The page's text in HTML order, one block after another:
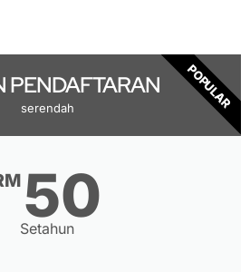
PENDAFTARAN
serendah
50
Setahun
POPULAR